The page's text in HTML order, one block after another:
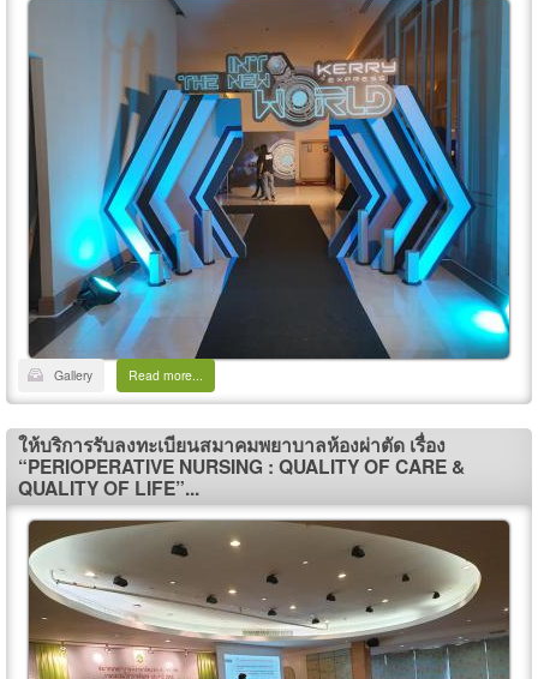
Gallery Read more...
ให้บริการรับลงทะเบียนสมาคมพยาบาลห้องผ่าตัด เรื่อง
“PERIOPERATIVE NURSING : QUALITY OF CARE &
QUALITY OF LIFE”...